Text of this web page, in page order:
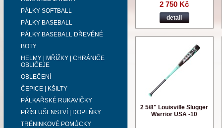
PÁLKY SOFTBALL
PÁLKY BASEBALL
PÁLKY BASEBALL DŘEVĚNÉ
BOTY
HELMY | MŘÍŽKY | CHRÁNIČE
OBLIČEJE
OBLEČENÍ
ČEPICE | KŠILTY
PÁLKAŘSKÉ RUKAVIČKY
PŘÍSLUŠENSTVÍ | DOPLŇKY
TRÉNINKOVÉ POMŮCKY
2 750 Kč
detail
2 5/8" Louisville Slugger
Warrior USA -10